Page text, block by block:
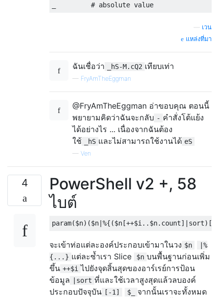
เวน
แหล่งที่มา
ฉันเชื่อว่า _hS-M.cQ2 เทียบเท่า
— FryAmTheEggman
@FryAmTheEggman อ่าขอบคุณ ตอนนี้
พยายามคิดว่าฉันจะกลับ - คำสั่งโต้แย้ง
ได้อย่างไร ... เนื่องจากฉันต้อง
ใช้
_hS และไม่สามารถใช้งานได้ eS
— Ven
4
PowerShell v2 +, 58
ไบต์
จะเข้าท่อแต่ละองค์ประกอบเข้ามาในวง $n
|%
{...} แต่ละซ้ำเรา Slice $n บนพื้นฐานก่อนเพิ่ม
ขึ้น ++$i ไปยังจุดสิ้นสุดของอาร์เรย์การป้อน
ข้อมูล
|sort ที่และใช้เวลาสูงสุดแล้วลบองค์
ประกอบปัจจุบัน [-1] $_
จากนั้นเราจะทั้งหมด